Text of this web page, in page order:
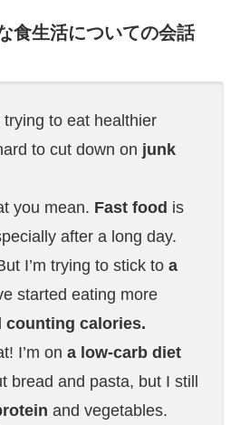
食生活についての会話
trying to eat healthier
to cut down on junk
you mean. Fast food is
after a long day.
I’m trying to stick to a
started eating more
counting calories.
I’m on a low-carb diet
bread and pasta, but I still
and vegetables.